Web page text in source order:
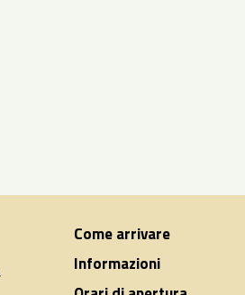
Come arrivare
Informazioni